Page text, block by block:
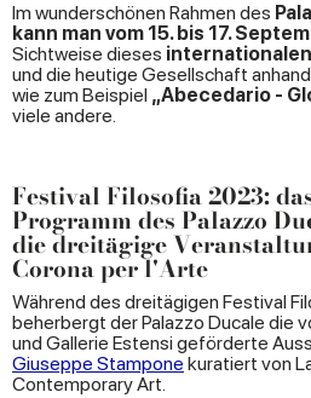
Im wunderschönen Rahmen des
kann man vom 15. bis 17.
Sichtweise dieses
und die heutige Gesellschaft
wie zum Beispiel „Abecedario -
viele andere.
Festival Filosofia 2023:
Programm des Palazzo
die dreitägige
Corona per l'Arte
Während des dreitägigen Festival
beherbergt der Palazzo Ducale die
und Gallerie Estensi geförderte
Giuseppe Stampone kuratiert von
Contemporary Art.